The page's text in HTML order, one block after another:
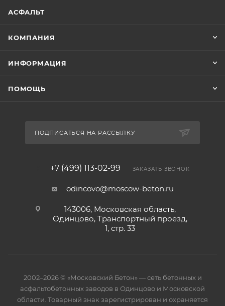
АСФАЛЬТ
КОМПАНИЯ
ИНФОРМАЦИЯ
ПОМОЩЬ
ПОДПИСАТЬСЯ НА РАССЫЛКУ
+7 (499) 113-02-99 ЗАКАЗАТЬ ЗВОНОК
odincovo@moscow-beton.ru
143006, Московская область,
Одинцово, Транспортный проезд,
1, стр. 33
2002–2026 © «Московский Бетон» — сеть бетонных и
асфальтобетонных заводов в Одинцово и Московской
области. Товарный знак зарегистрирован и охраняется